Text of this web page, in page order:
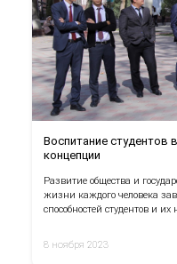
Воспитание студентов
концепции
Развитие общества и
жизни каждого человека
способностей студентов и их
8 ноября 2023